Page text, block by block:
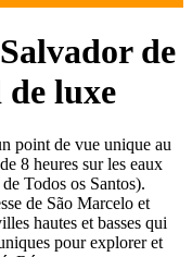
de
luxe
point de vue unique au
8 heures sur les eaux
Todos os Santos).
de São Marcelo et
hautes et basses qui
pour explorer et